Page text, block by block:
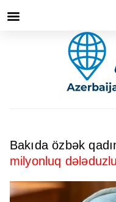
Bakıda özbək
milyonluq